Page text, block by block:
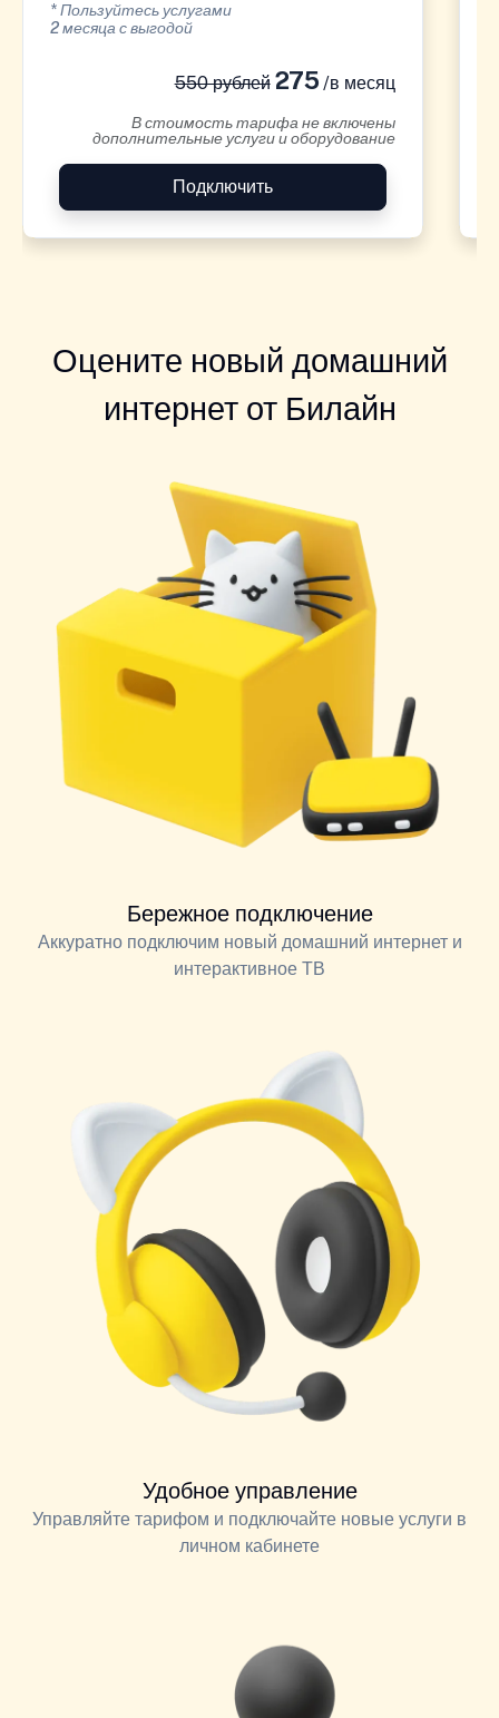
* Пользуйтесь услугами
2 месяца с выгодой
550 рублей275 /в месяц
В стоимость тарифа не включены
дополнительные услуги и оборудование
Подключить
Оцените новый домашний
интернет от Билайн
Бережное подключение
Аккуратно подключим новый домашний интернет и
интерактивное ТВ
Удобное управление
Управляйте тарифом и подключайте новые услуги в
личном кабинете